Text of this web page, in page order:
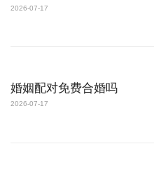
2026-07-17
婚姻配对免费合婚吗
2026-07-17